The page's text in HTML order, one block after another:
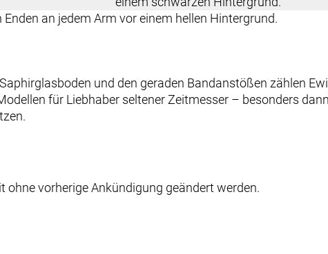
und den geraden Bandanstößen zählen
für Liebhaber seltener Zeitmesser – besonders
ohne vorherige Ankündigung geändert werden.